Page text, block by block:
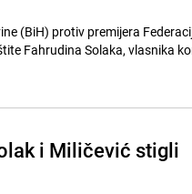
(BiH) protiv premijera
Fahrudina Solaka, vlasnika
i Miličević stigli